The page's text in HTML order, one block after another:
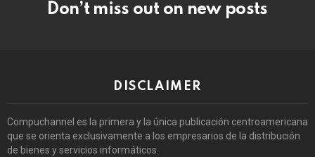
Don’t miss out on new posts
DISCLAIMER
Compuchannel es la primera y la única publicación centroamericana
que se orienta exclusivamente a los empresarios de la distribución
de bienes y servicios informáticos.